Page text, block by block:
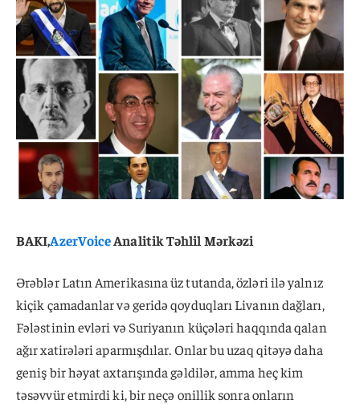
BAKI,AzerVoiceAnalitik Təhlil Mərkəzi
Ərəblər Latın Amerikasına üz tutanda, özləri ilə yalnız
kiçik çamadanlar və geridə qoyduqları Livanın dağları,
Fələstinin evləri və Suriyanın küçələri haqqında qalan
ağır xatirələri aparmışdılar. Onlar bu uzaq qitəyə daha
geniş bir həyat axtarışında gəldilər, amma heç kim
təsəvvür etmirdi ki, bir neçə onillik sonra onların